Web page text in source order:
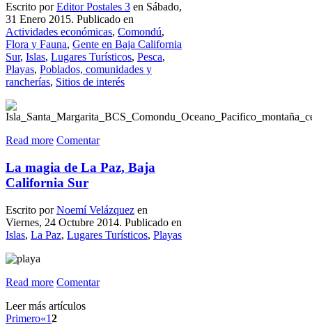
Escrito porEditor Postales 3 en Sábado,
31 Enero 2015. Publicado en
Actividades económicas, Comondú,
Flora y Fauna, Gente en Baja California
Sur, Islas, Lugares Turísticos, Pesca,
Playas, Poblados, comunidades y
rancherías, Sitios de interés
Read more Comentar
La magia de La Paz, Baja
California Sur
Escrito porNoemí Velázquez en
Viernes, 24 Octubre 2014. Publicado en
Islas, La Paz, Lugares Turísticos, Playas
Read more Comentar
Leer más artículos
Primero«12